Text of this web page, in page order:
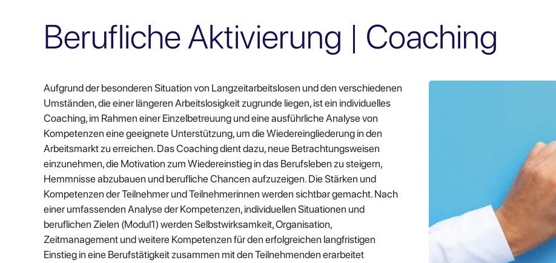
Berufliche Aktivierung | Coaching
Aufgrund der besonderen Situation von Langzeitarbeitslosen und den verschiedenen
Umständen, die einer längeren Arbeitslosigkeit zugrunde liegen, ist ein individuelles
Coaching, im Rahmen einer Einzelbetreuung und eine ausführliche Analyse von
Kompetenzen eine geeignete Unterstützung, um die Wiedereingliederung in den
Arbeitsmarkt zu erreichen. Das Coaching dient dazu, neue Betrachtungsweisen
einzunehmen, die Motivation zum Wiedereinstieg in das Berufsleben zu steigern,
Hemmnisse abzubauen und berufliche Chancen aufzuzeigen. Die Stärken und
Kompetenzen der Teilnehmer und Teilnehmerinnen werden sichtbar gemacht. Nach
einer umfassenden Analyse der Kompetenzen, individuellen Situationen und
beruflichen Zielen (Modul1) werden Selbstwirksamkeit, Organisation,
Zeitmanagement und weitere Kompetenzen für den erfolgreichen langfristigen
Einstieg in eine Berufstätigkeit zusammen mit den Teilnehmenden erarbeitet